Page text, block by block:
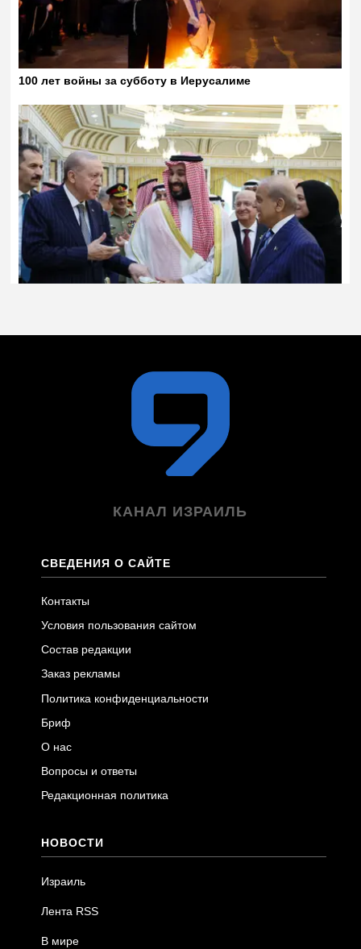
КАНАЛ ИЗРАИЛЬ
СВЕДЕНИЯ О САЙТЕ
Контакты
Условия пользования сайтом
Состав редакции
Заказ рекламы
Политика конфиденциальности
Бриф
О нас
Вопросы и ответы
Редакционная политика
НОВОСТИ
Израиль
Лента RSS
В мире